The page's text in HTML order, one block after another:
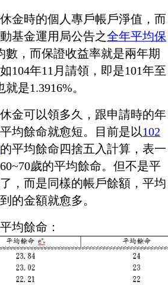
金時的個人專戶帳戶淨值，而
基金運用局公告之全年平均保
數，而保證收益率就是兩年期
104年11月請領，即是101年至
是1.3916%。
金可以領多久，跟申請時的年
均餘命就愈短。目前是以102
的平均餘命四捨五入計算，表一
歲的平均餘命。但不是平
，而是同樣的帳戶餘額，平均
的金額就愈多。
均餘命：